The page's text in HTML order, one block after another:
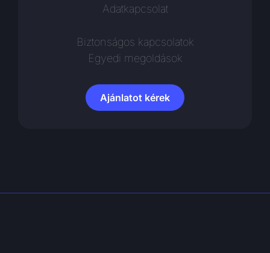
Adatkapcsolat
Biztonságos kapcsolatok
Egyedi megoldások
Ajánlatot kérek